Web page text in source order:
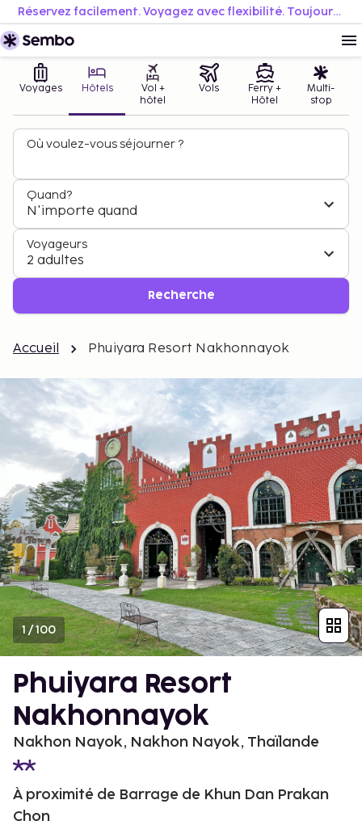
Réservez facilement. Voyagez avec flexibilité. Toujours au meilleur prix.
Voyages Hôtels
Vol +
hôtel
Vols
Ferry +
Hôtel
Multi-
stop
Où voulez-vous séjourner ?
Quand?
N'importe quand
Voyageurs
2 adultes
Recherche
Accueil Phuiyara Resort Nakhonnayok
1 /100
Phuiyara Resort
Nakhonnayok
Nakhon Nayok, Nakhon Nayok, Thaïlande
À proximité de Barrage de Khun Dan Prakan
Chon